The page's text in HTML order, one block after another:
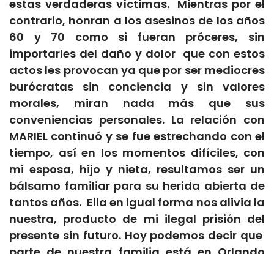
estas verdaderas víctimas. Mientras por el
contrario, honran a los asesinos de los años
60 y 70 como si fueran próceres, sin
importarles del daño y dolor que con estos
actos les provocan ya que por ser mediocres
burócratas sin conciencia y sin valores
morales, miran nada más que sus
conveniencias personales. La relación con
MARIEL continuó y se fue estrechando con el
tiempo, así en los momentos difíciles, con
mi esposa, hijo y nieta, resultamos ser un
bálsamo familiar para su herida abierta de
tantos años. Ella en igual forma nos alivia la
nuestra, producto de mi ilegal prisión del
presente sin futuro. Hoy podemos decir que